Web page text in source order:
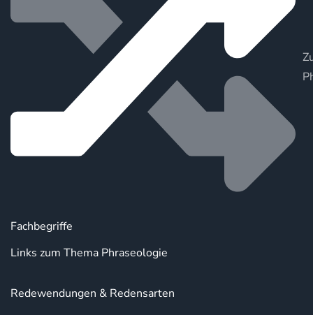
Fachbegriffe
Links zum Thema Phraseologie
Redewendungen & Redensarten